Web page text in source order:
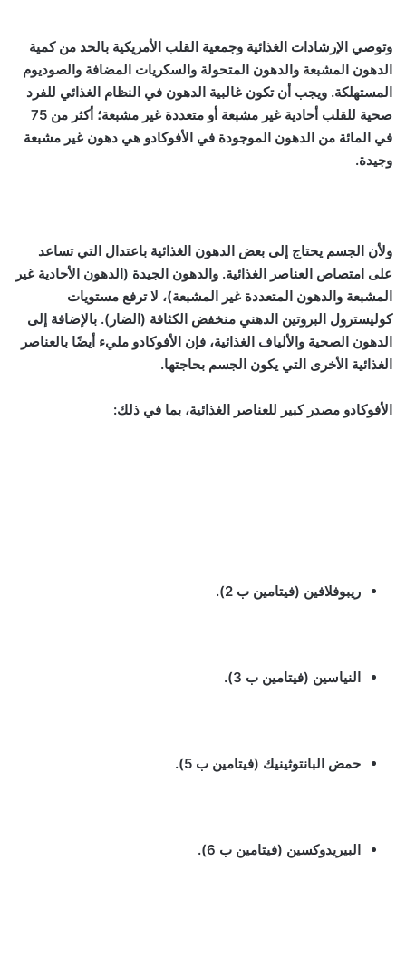
وتوصي الإرشادات الغذائية وجمعية القلب الأمريكية بالحد من كمية
الدهون المشبعة والدهون المتحولة والسكريات المضافة والصوديوم
المستهلكة. ويجب أن تكون غالبية الدهون في النظام الغذائي للفرد
صحية للقلب أحادية غير مشبعة أو متعددة غير مشبعة؛ أكثر من 75
في المائة من الدهون الموجودة في الأفوكادو هي دهون غير مشبعة
وجيدة.
ولأن الجسم يحتاج إلى بعض الدهون الغذائية باعتدال التي تساعد
على امتصاص العناصر الغذائية. والدهون الجيدة (الدهون الأحادية غير
المشبعة والدهون المتعددة غير المشبعة)، لا ترفع مستويات
كوليسترول البروتين الدهني منخفض الكثافة (الضار). بالإضافة إلى
الدهون الصحية والألياف الغذائية، فإن الأفوكادو مليء أيضًا بالعناصر
الغذائية الأخرى التي يكون الجسم بحاجتها.
الأفوكادو مصدر كبير للعناصر الغذائية، بما في ذلك:
ريبوفلافين (فيتامين ب 2).
النياسين (فيتامين ب 3).
حمض البانتوثينيك (فيتامين ب 5).
البيريدوكسين (فيتامين ب 6).